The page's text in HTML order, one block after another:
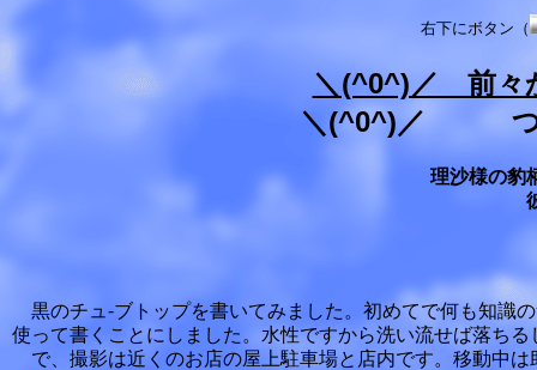
右下にボタン（
＼(^0^)／ 前々
＼(^0^)／ つ
理沙様の豹
黒のチュ-ブトップを書いてみました。初めてで何も知識
使って書くことにしました。水性ですから洗い流せば落ち
で、撮影は近くのお店の屋上駐車場と店内です。移動中